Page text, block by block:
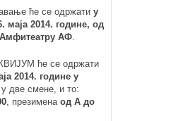
ће се одржати у
2014. године, од
АФ.
ће се одржати
2014. године у
у две смене, и то:
, презимена од А до